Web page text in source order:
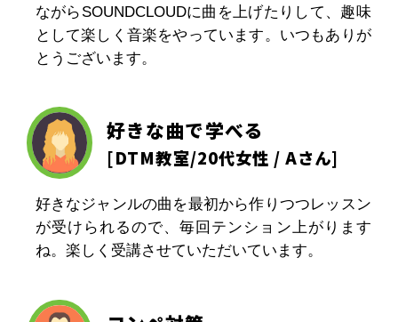
ながらSOUNDCLOUDに曲を上げたりして、趣味
として楽しく音楽をやっています。いつもありが
とうございます。
好きな曲で学べる
[DTM教室/20代女性 / Aさん]
好きなジャンルの曲を最初から作りつつレッスン
が受けられるので、毎回テンション上がります
ね。楽しく受講させていただいています。